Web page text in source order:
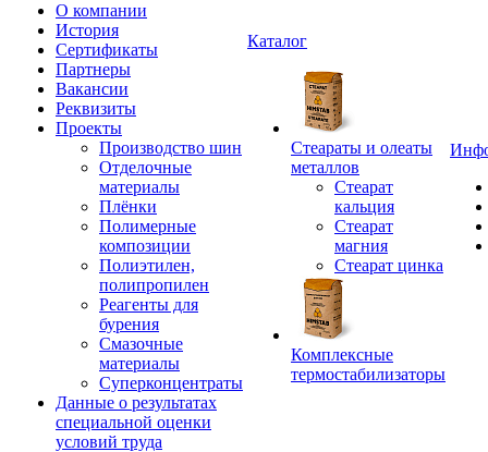
О компании
История
Сертификаты
Партнеры
Вакансии
Реквизиты
Проекты
Производство шин
Отделочные
материалы
Плёнки
Полимерные
композиции
Полиэтилен,
полипропилен
Реагенты для
бурения
Смазочные
материалы
Суперконцентраты
Данные о результатах
специальной оценки
условий труда
Каталог
Стеараты и олеаты
металлов
Стеарат
кальция
Стеарат
магния
Стеарат цинка
Комплексные
термостабилизаторы